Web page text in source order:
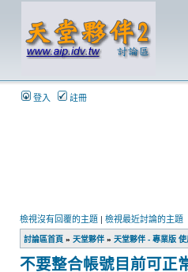
登入 註冊
檢視沒有回覆的主題 | 檢視最近討論的主題
討論區首頁 » 天堂夥伴 » 天堂夥伴 - 專業版 使
不要整合帳號目前可正